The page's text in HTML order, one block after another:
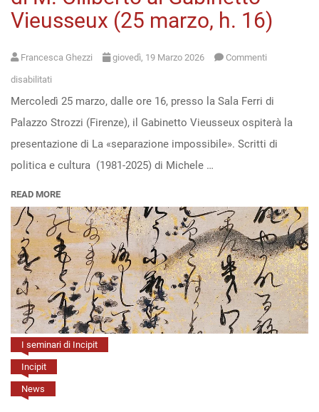
Vieusseux (25 marzo, h. 16)
Francesca Ghezzi giovedì, 19 Marzo 2026 Commenti
disabilitati
“La
«separazione
impossibile»”
di
Ciliberto
al
Gabinetto
Vieusseux
(25
marzo,
h.
16)
Mercoledì 25 marzo, dalle ore 16, presso la Sala Ferri di
Palazzo Strozzi (Firenze), il Gabinetto Vieusseux ospiterà la
presentazione di La «separazione impossibile». Scritti di
politica e cultura (1981-2025) di Michele …
READ MORE
I seminari di Incipit
Incipit
News